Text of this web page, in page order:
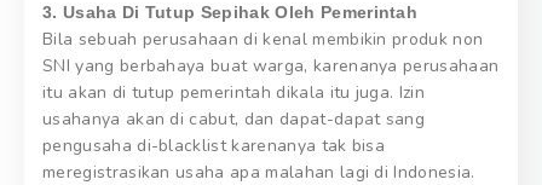
3. Usaha Di Tutup Sepihak Oleh Pemerintah
Bila sebuah perusahaan di kenal membikin produk non
SNI yang berbahaya buat warga, karenanya perusahaan
itu akan di tutup pemerintah dikala itu juga. Izin
usahanya akan di cabut, dan dapat-dapat sang
pengusaha di-blacklist karenanya tak bisa
meregistrasikan usaha apa malahan lagi di Indonesia.